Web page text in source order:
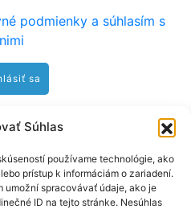
Súhlas
používame technológie, ako
prístup k informáciám o zariadení.
umožní spracovávať údaje, ako je
ID na tejto stránke. Nesúhlas
podmienky a súhlasím s
nimi
m/s ENE